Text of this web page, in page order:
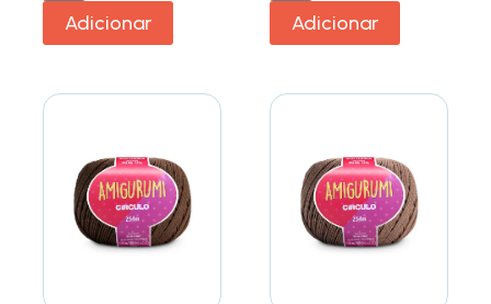
Adicionar Adicionar